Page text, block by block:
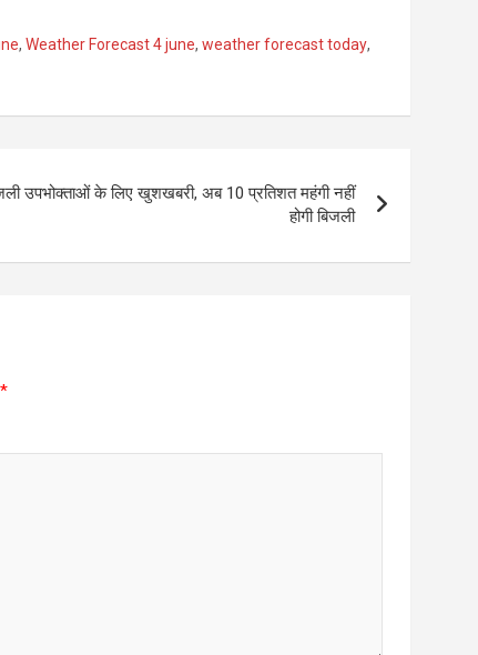
, Weather Forecast 4 june, weather forecast today,
उपभोक्ताओं के लिए खुशखबरी, अब 10 प्रतिशत महंगी नहीं
होगी बिजली
*